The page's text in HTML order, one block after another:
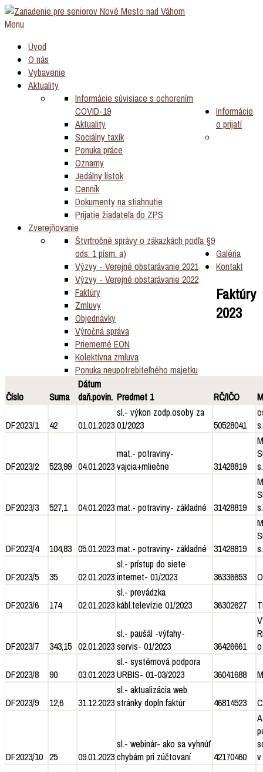
Menu
Úvod
O nás
Vybavenie
Aktuality
Informácie súvisiace s ochorením
COVID-19
Aktuality
Sociálny taxík
Ponuka práce
Oznamy
Jedálny lístok
Informácie
o prijatí
Cenník
Dokumenty na stiahnutie
Prijatie žiadateľa do ZPS
Zverejňovanie
Štvrťročné správy o zákazkách podľa §9
ods. 1 písm. a)
Výzvy - Verejné obstarávanie 2021
Výzvy - Verejné obstarávanie 2022
Faktúry
Zmluvy
Objednávky
Výročná správa
Priemerné EON
Kolektívna zmluva
Ponuka neupotrebiteľného majetku
Galéria
Kontakt
Faktúry
2023
Číslo Suma
Dátum
daň.povin. Predmet 1 RČ/IČO
DF2023/1 42 01.01.2023
sl.- výkon zodp.osoby za
01/2023
50528041
DF2023/2 523,99 04.01.2023
mat.- potraviny-
vajcia+mliečne
31428819
DF2023/3 527,1 04.01.2023mat.- potraviny- základné 31428819
DF2023/4 104,83 05.01.2023mat.- potraviny- základné 31428819
DF2023/5 35 02.01.2023
sl.- prístup do siete
internet- 01/2023
36336653
DF2023/6 174 02.01.2023
sl.- prevádzka
kábl.televízie 01/2023
36302627
DF2023/7 343,15 02.01.2023
sl.- paušál -výťahy-
servis- 01/2023
36426661
o
DF2023/8 90 03.01.2023
sl.- systémová podpora
URBIS- 01-03/2023
36041688
DF2023/9 12,6 31.12.2023
sl.- aktualizácia web
stránky dopln.faktúr
46814523
DF2023/10 25 09.01.2023
sl.- webinár- ako sa vyhnúť
chybám pri zúčtovaní
42170460